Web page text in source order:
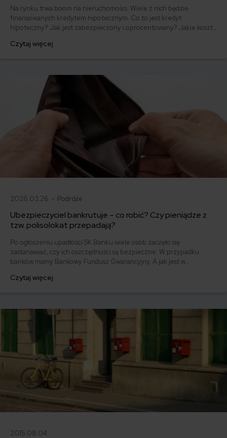
Na rynku trwa boom na nieruchomości. Wiele z nich będzie
finansowanych kredytem hipotecznym. Co to jest kredyt
hipoteczny? Jak jest zabezpieczony i oprocentowany? Jakie koszty
Czytaj więcej
2026.03.26 • Podróże
Ubezpieczyciel bankrutuje – co robić? Czy pieniądze z
tzw. polisolokat przepadają?
Po ogłoszeniu upadłości SK Banku wiele osób zaczęło się
zastanawiać, czy ich oszczędności są bezpieczne. W przypadku
banków mamy Bankowy Fundusz Gwarancyjny. A jak jest w
tzw. polisolokacie, a okazuje się, że Twój ubezpieczyciel bankrutuje.
Czytaj więcej
2015.08.04